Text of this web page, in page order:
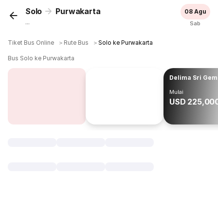
Solo Purwakarta
...
08 Agu
Sab
Tiket Bus Online ＞ Rute Bus ＞ Solo ke Purwakarta
Bus Solo ke Purwakarta
Delima Sri
Mulai
USD